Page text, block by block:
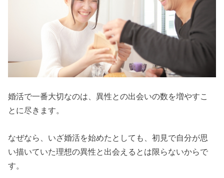
婚活で一番大切なのは、異性との出会いの数を増やすこ
とに尽きます。
なぜなら、いざ婚活を始めたとしても、初見で自分が思
い描いていた理想の異性と出会えるとは限らないからで
す。